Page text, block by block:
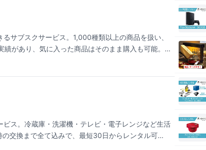
サブスクサービス。1,000種類以上の商品を扱い、
があり、気に入った商品はそのまま購入も可能。
ス。冷蔵庫・洗濯機・テレビ・電子レンジなど生活
交換まで全て込みで、最短30日からレンタル可